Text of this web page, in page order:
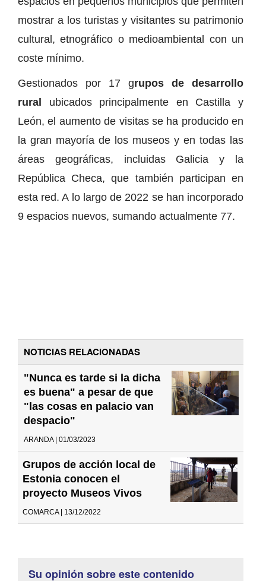
mostrar a los turistas y visitantes su patrimonio
cultural, etnográfico o medioambiental con un
coste mínimo.
Gestionados por 17 grupos de desarrollo
rural ubicados principalmente en Castilla y
León, el aumento de visitas se ha producido en
la gran mayoría de los museos y en todas las
áreas geográficas, incluidas Galicia y la
República Checa, que también participan en
esta red. A lo largo de 2022 se han incorporado
9 espacios nuevos, sumando actualmente 77.
NOTICIAS RELACIONADAS
"Nunca es tarde si la dicha
es buena" a pesar de que
"las cosas en palacio van
despacio"
ARANDA | 01/03/2023
Grupos de acción local de
Estonia conocen el
proyecto Museos Vivos
COMARCA | 13/12/2022
Su opinión sobre este contenido